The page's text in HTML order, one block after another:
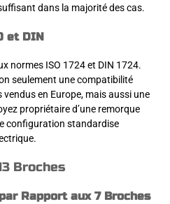
dans la majorité des cas.
et DIN
normes ISO 1724 et DIN 1724.
seulement une compatibilité
en Europe, mais aussi une
propriétaire d’une remorque
configuration standardise
Broches
Rapport aux 7 Broches